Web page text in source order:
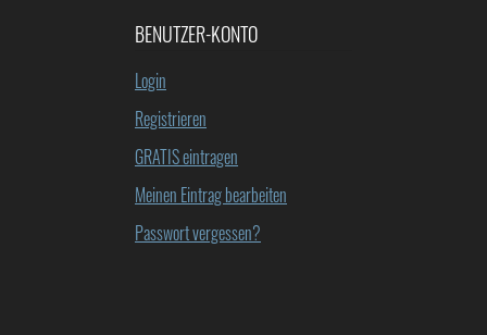
BENUTZER-KONTO
Login
Registrieren
GRATIS eintragen
Meinen Eintrag bearbeiten
Passwort vergessen?